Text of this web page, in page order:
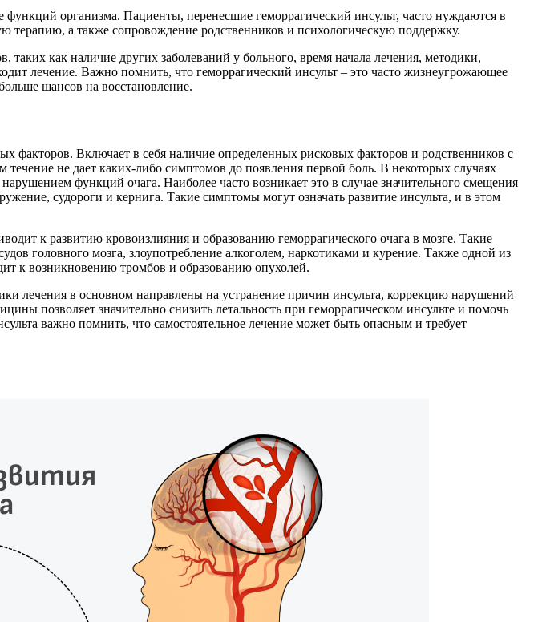
организма. Пациенты, перенесшие геморрагический инсульт, часто нуждаются в
а также сопровождение родственников и психологическую поддержку.
как наличие других заболеваний у больного, время начала лечения, методики,
лечение. Важно помнить, что геморрагический инсульт – это часто жизнеугрожающее
шансов на восстановление.
факторов. Включает в себя наличие определенных рисковых факторов и родственников с
не дает каких-либо симптомов до появления первой боль. В некоторых случаях
функций очага. Наиболее часто возникает это в случае значительного смещения
судороги и кернига. Такие симптомы могут означать развитие инсульта, и в этом
к развитию кровоизлияния и образованию геморрагического очага в мозге. Такие
головного мозга, злоупотребление алкоголем, наркотиками и курение. Также одной из
к возникновению тромбов и образованию опухолей.
лечения в основном направлены на устранение причин инсульта, коррекцию нарушений
позволяет значительно снизить летальность при геморрагическом инсульте и помочь
важно помнить, что самостоятельное лечение может быть опасным и требует